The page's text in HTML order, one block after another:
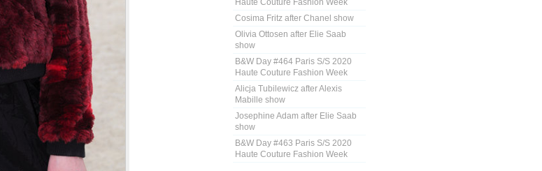
Haute Couture Fashion Week
Cosima Fritz after Chanel show
Olivia Ottosen after Elie Saab
show
B&W Day #464 Paris S/S 2020
Haute Couture Fashion Week
Alicja Tubilewicz after Alexis
Mabille show
Josephine Adam after Elie Saab
show
B&W Day #463 Paris S/S 2020
Haute Couture Fashion Week